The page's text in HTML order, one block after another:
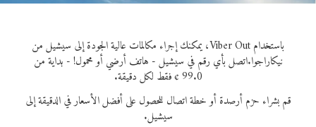
باستخدام Viber Out، يمكنك إجراء مكالمات عالية الجودة إلى سيشيل من
نيكاراجوا.اتصل بأي رقم في سيشيل - هاتف أرضي أو محمول! - بداية من
99.0 ¢ فقط لكل دقيقة.
قم بشراء حزم أرصدة أو خطة اتصال للحصول على أفضل الأسعار في الدقيقة إلى
سيشيل.